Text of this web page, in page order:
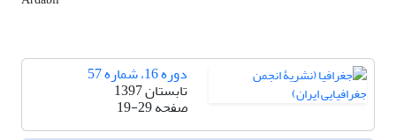
دوره 16، شماره 57
تابستان 1397
صفحه19-29